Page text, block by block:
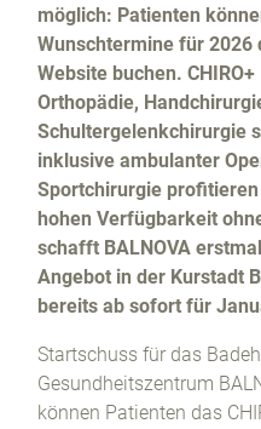
Tennis
Yoga
Bad Orb
Karriere
möglich: Patienten
Wunschtermine für 2026
Website buchen.
Orthopädie,
Schultergelenkchirurgie
inklusive ambulanter
Sportchirurgie
hohen Verfügbarkeit
schafft BALNOVA
Angebot in der Kurstadt
bereits ab sofort für
Startschuss für das
Gesundheitszentrum
können Patienten das